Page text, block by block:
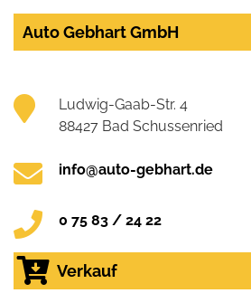
Auto Gebhart GmbH
Ludwig-Gaab-Str. 4
88427 Bad Schussenried
info@auto-gebhart.de
0 75 83 / 24 22
Verkauf